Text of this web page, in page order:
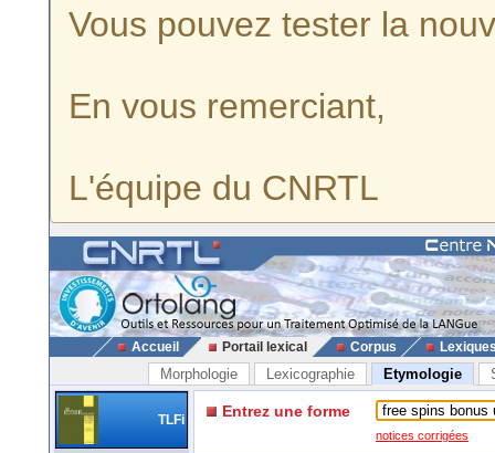
Vous pouvez tester la
En vous remerciant,
L'équipe du CNRTL
Accueil Portail lexical Corpus
Morphologie Lexicographie Etymologie
TLFi Entrez une forme
notices corrigées